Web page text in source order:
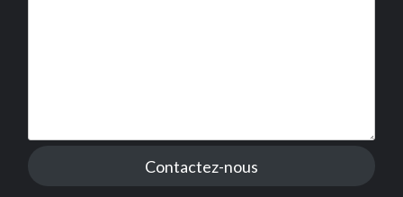
Contactez-nous